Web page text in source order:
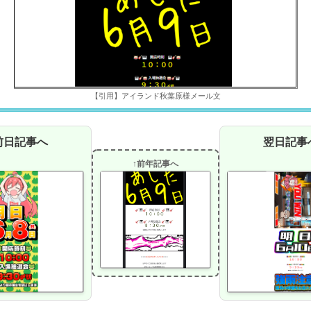
【引用】アイランド秋葉原様メール文
記事へ
↑前年記事へ
翌日記